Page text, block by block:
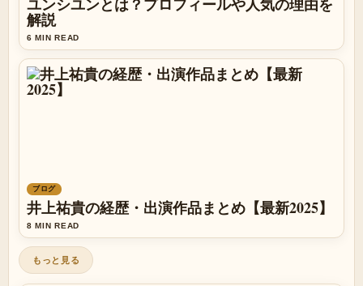
解説
6 MIN READ
ブログ
井上祐貴の経歴・出演作品まとめ【最新2025】
8 MIN READ
もっと見る